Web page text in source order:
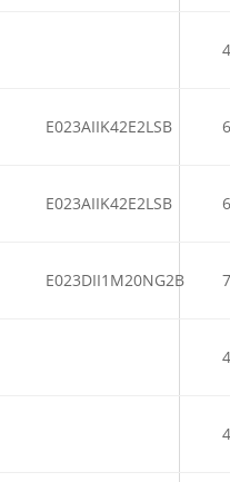
E023AIIK42E2LSB
E023AIIK42E2LSB
E023DII1M20NG2B